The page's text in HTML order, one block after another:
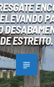
DE ESTREITO.